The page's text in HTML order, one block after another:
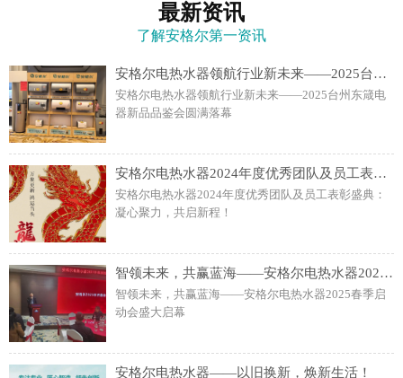
最新资讯
了解安格尔第一资讯
安格尔电热水器领航行业新未来——2025台州东箴电器新品品鉴会圆满落幕
安格尔电热水器领航行业新未来——2025台州东箴电
器新品品鉴会圆满落幕
安格尔电热水器2024年度优秀团队及员工表彰盛典：凝心聚力，共启新程！
安格尔电热水器2024年度优秀团队及员工表彰盛典：
凝心聚力，共启新程！
智领未来，共赢蓝海——安格尔电热水器2025春季启动会盛大启幕
智领未来，共赢蓝海——安格尔电热水器2025春季启
动会盛大启幕
安格尔电热水器——以旧换新，焕新生活！